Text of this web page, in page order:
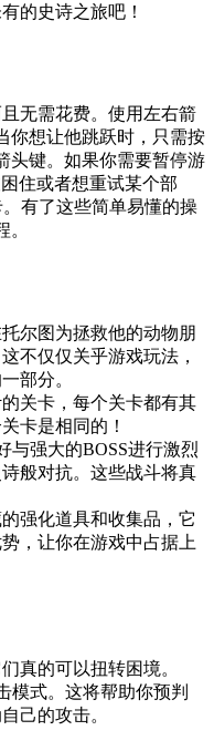
的史诗之旅吧！
无需花费。使用左右箭
你想让他跳跃时，只需按
头键。如果你需要暂停游
住或者想重试某个部
有了这些简单易懂的操
托尔图为拯救他的动物朋
不仅仅关乎游戏玩法，
部分。
关卡，每个关卡都有其
卡是相同的！
与强大的BOSS进行激烈
般对抗。这些战斗将真
的强化道具和收集品，它
，让你在游戏中占据上
真的可以扭转困境。
模式。这将帮助你预判
己的攻击。